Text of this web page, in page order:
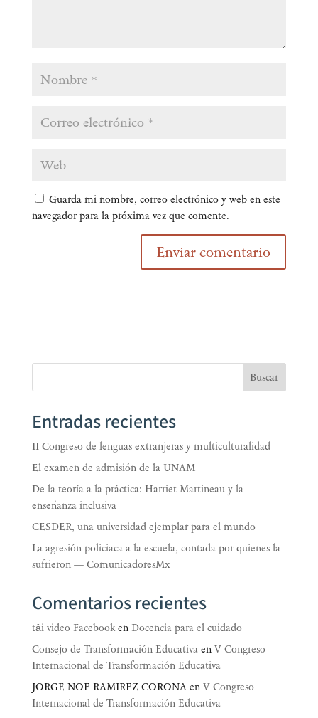
Guarda mi nombre, correo electrónico y web en este
navegador para la próxima vez que comente.
Buscar
Entradas recientes
II Congreso de lenguas extranjeras y multiculturalidad
El examen de admisión de la UNAM
De la teoría a la práctica: Harriet Martineau y la
enseñanza inclusiva
CESDER, una universidad ejemplar para el mundo
La agresión policiaca a la escuela, contada por quienes la
sufrieron — ComunicadoresMx
Comentarios recientes
tải video Facebooken Docencia para el cuidado
Consejo de Transformación Educativaen V Congreso
Internacional de Transformación Educativa
JORGE NOE RAMIREZ CORONAen V Congreso
Internacional de Transformación Educativa